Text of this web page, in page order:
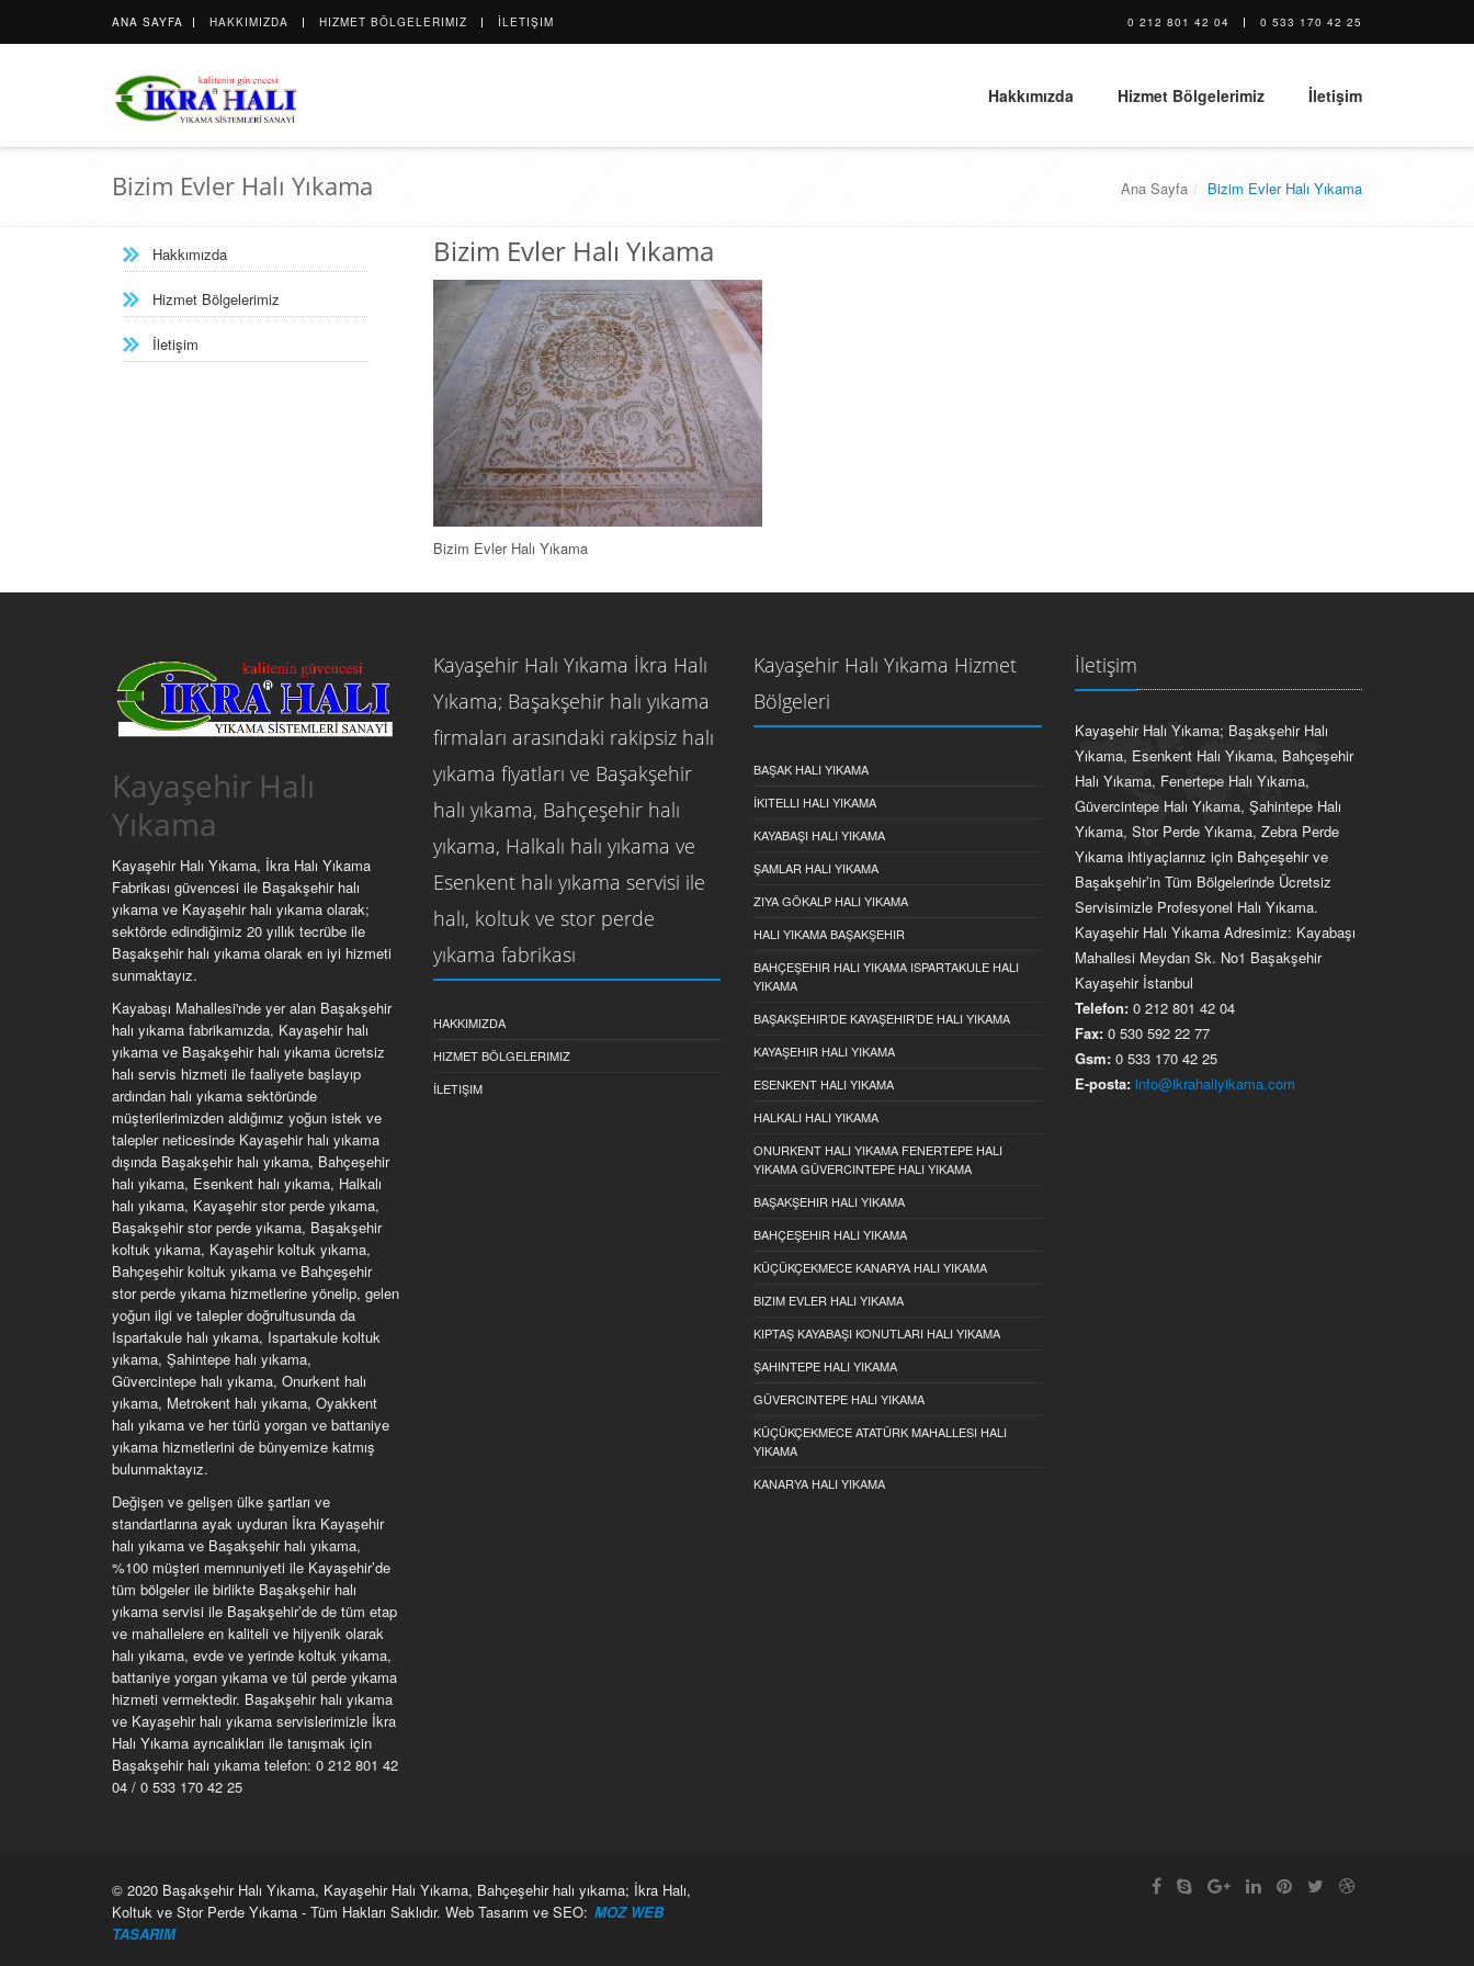
ANA SAYFA HAKKIMIZDA HIZMET BÖLGELERIMIZ İLETIŞIM 0 212 801 42 04 0 533 170 42 25
Hakkımızda Hizmet Bölgelerimiz İletişim
Bizim Evler Halı Yıkama Ana Sayfa Bizim Evler Halı Yıkama
Hakkımızda
Hizmet Bölgelerimiz
İletişim
Bizim Evler Halı Yıkama
Bizim Evler Halı Yıkama
Kayaşehir Halı
Yıkama
Kayaşehir Halı Yıkama, İkra Halı Yıkama
Fabrikası güvencesi ile Başakşehir halı
yıkama ve Kayaşehir halı yıkama olarak;
sektörde edindiğimiz 20 yıllık tecrübe ile
Başakşehir halı yıkama olarak en iyi hizmeti
sunmaktayız.
Kayabaşı Mahallesi'nde yer alan Başakşehir
halı yıkama fabrikamızda, Kayaşehir halı
yıkama ve Başakşehir halı yıkama ücretsiz
halı servis hizmeti ile faaliyete başlayıp
ardından halı yıkama sektöründe
müşterilerimizden aldığımız yoğun istek ve
talepler neticesinde Kayaşehir halı yıkama
dışında Başakşehir halı yıkama, Bahçeşehir
halı yıkama, Esenkent halı yıkama, Halkalı
halı yıkama, Kayaşehir stor perde yıkama,
Başakşehir stor perde yıkama, Başakşehir
koltuk yıkama, Kayaşehir koltuk yıkama,
Bahçeşehir koltuk yıkama ve Bahçeşehir
stor perde yıkama hizmetlerine yönelip, gelen
yoğun ilgi ve talepler doğrultusunda da
Ispartakule halı yıkama, Ispartakule koltuk
yıkama, Şahintepe halı yıkama,
Güvercintepe halı yıkama, Onurkent halı
yıkama, Metrokent halı yıkama, Oyakkent
halı yıkama ve her türlü yorgan ve battaniye
yıkama hizmetlerini de bünyemize katmış
bulunmaktayız.
Değişen ve gelişen ülke şartları ve
standartlarına ayak uyduran İkra Kayaşehir
halı yıkama ve Başakşehir halı yıkama,
%100 müşteri memnuniyeti ile Kayaşehir’de
tüm bölgeler ile birlikte Başakşehir halı
yıkama servisi ile Başakşehir’de de tüm etap
ve mahallelere en kaliteli ve hijyenik olarak
halı yıkama, evde ve yerinde koltuk yıkama,
battaniye yorgan yıkama ve tül perde yıkama
hizmeti vermektedir. Başakşehir halı yıkama
ve Kayaşehir halı yıkama servislerimizle İkra
Halı Yıkama ayrıcalıkları ile tanışmak için
Başakşehir halı yıkama telefon: 0 212 801 42
04 / 0 533 170 42 25
Kayaşehir Halı Yıkama İkra Halı
Yıkama; Başakşehir halı yıkama
firmaları arasındaki rakipsiz halı
yıkama fiyatları ve Başakşehir
halı yıkama, Bahçeşehir halı
yıkama, Halkalı halı yıkama ve
Esenkent halı yıkama servisi ile
halı, koltuk ve stor perde
yıkama fabrikası
HAKKIMIZDA
HIZMET BÖLGELERIMIZ
İLETIŞIM
Kayaşehir Halı Yıkama Hizmet
Bölgeleri
BAŞAK HALI YIKAMA
İKITELLI HALI YIKAMA
KAYABAŞI HALI YIKAMA
ŞAMLAR HALI YIKAMA
ZIYA GÖKALP HALI YIKAMA
HALI YIKAMA BAŞAKŞEHIR
BAHÇEŞEHIR HALI YIKAMA ISPARTAKULE HALI
YIKAMA
BAŞAKŞEHIR’DE KAYAŞEHIR’DE HALI YIKAMA
KAYAŞEHIR HALI YIKAMA
ESENKENT HALI YIKAMA
HALKALI HALI YIKAMA
ONURKENT HALI YIKAMA FENERTEPE HALI
YIKAMA GÜVERCINTEPE HALI YIKAMA
BAŞAKŞEHIR HALI YIKAMA
BAHÇEŞEHIR HALI YIKAMA
KÜÇÜKÇEKMECE KANARYA HALI YIKAMA
BIZIM EVLER HALI YIKAMA
KIPTAŞ KAYABAŞI KONUTLARI HALI YIKAMA
ŞAHINTEPE HALI YIKAMA
GÜVERCINTEPE HALI YIKAMA
KÜÇÜKÇEKMECE ATATÜRK MAHALLESI HALI
YIKAMA
KANARYA HALI YIKAMA
İletişim
Kayaşehir Halı Yıkama; Başakşehir Halı
Yıkama, Esenkent Halı Yıkama, Bahçeşehir
Halı Yıkama, Fenertepe Halı Yıkama,
Güvercintepe Halı Yıkama, Şahintepe Halı
Yıkama, Stor Perde Yıkama, Zebra Perde
Yıkama ihtiyaçlarınız için Bahçeşehir ve
Başakşehir’in Tüm Bölgelerinde Ücretsiz
Servisimizle Profesyonel Halı Yıkama.
Kayaşehir Halı Yıkama Adresimiz: Kayabaşı
Mahallesi Meydan Sk. No1 Başakşehir
Kayaşehir İstanbul
Telefon:0 212 801 42 04
Fax:0 530 592 22 77
Gsm:0 533 170 42 25
E-posta: info@ikrahaliyikama.com
© 2020 Başakşehir Halı Yıkama, Kayaşehir Halı Yıkama, Bahçeşehir halı yıkama; İkra Halı,
Koltuk ve Stor Perde Yıkama - Tüm Hakları Saklıdır. Web Tasarım ve SEO: MOZ WEB
TASARIM